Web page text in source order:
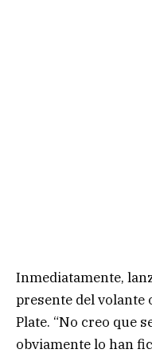
Inmediatamente,
presente del volante
Plate. “No creo que
obviamente lo han